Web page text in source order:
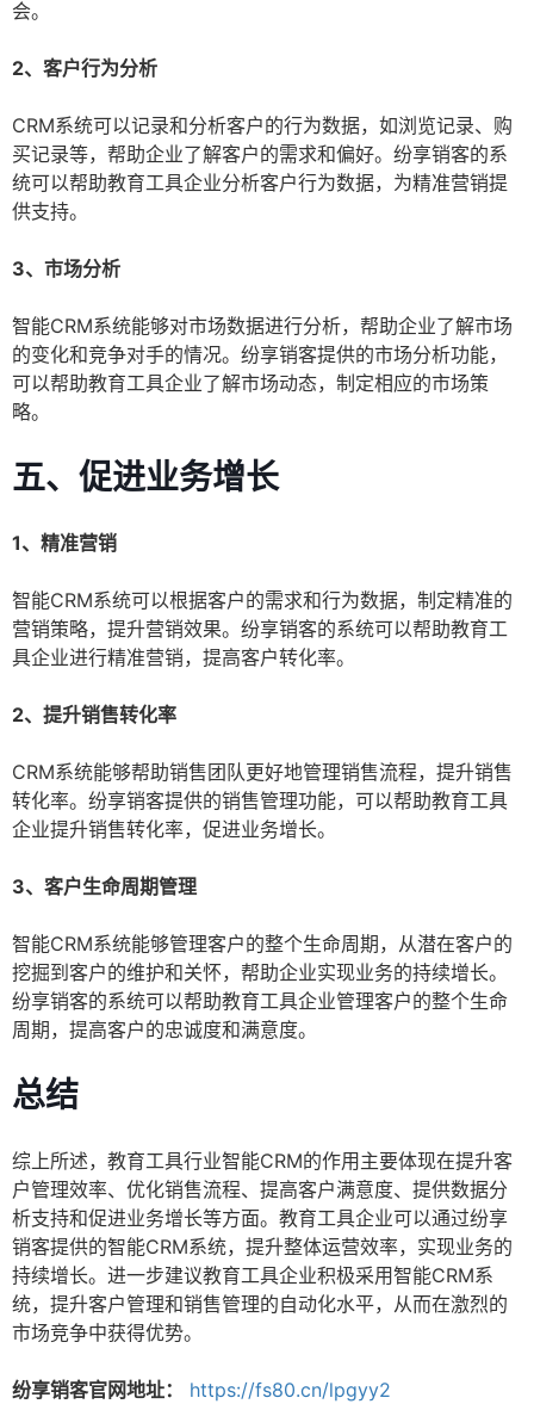
会。
2、客户行为分析
CRM系统可以记录和分析客户的行为数据，如浏览记录、购
买记录等，帮助企业了解客户的需求和偏好。纷享销客的系
统可以帮助教育工具企业分析客户行为数据，为精准营销提
供支持。
3、市场分析
智能CRM系统能够对市场数据进行分析，帮助企业了解市场
的变化和竞争对手的情况。纷享销客提供的市场分析功能，
可以帮助教育工具企业了解市场动态，制定相应的市场策
略。
五、促进业务增长
1、精准营销
智能CRM系统可以根据客户的需求和行为数据，制定精准的
营销策略，提升营销效果。纷享销客的系统可以帮助教育工
具企业进行精准营销，提高客户转化率。
2、提升销售转化率
CRM系统能够帮助销售团队更好地管理销售流程，提升销售
转化率。纷享销客提供的销售管理功能，可以帮助教育工具
企业提升销售转化率，促进业务增长。
3、客户生命周期管理
智能CRM系统能够管理客户的整个生命周期，从潜在客户的
挖掘到客户的维护和关怀，帮助企业实现业务的持续增长。
纷享销客的系统可以帮助教育工具企业管理客户的整个生命
周期，提高客户的忠诚度和满意度。
总结
综上所述，教育工具行业智能CRM的作用主要体现在提升客
户管理效率、优化销售流程、提高客户满意度、提供数据分
析支持和促进业务增长等方面。教育工具企业可以通过纷享
销客提供的智能CRM系统，提升整体运营效率，实现业务的
持续增长。进一步建议教育工具企业积极采用智能CRM系
统，提升客户管理和销售管理的自动化水平，从而在激烈的
市场竞争中获得优势。
纷享销客官网地址： https://fs80.cn/lpgyy2